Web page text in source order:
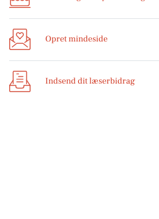
Opret mindeside
Indsend dit læserbidrag